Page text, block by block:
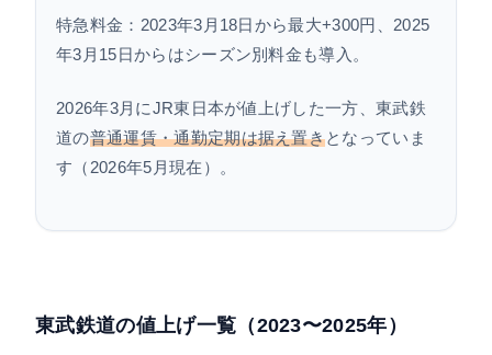
特急料金：2023年3月18日から最大+300円、2025
年3月15日からはシーズン別料金も導入。
2026年3月にJR東日本が値上げした一方、東武鉄
道の普通運賃・通勤定期は据え置きとなっていま
す（2026年5月現在）。
東武鉄道の値上げ一覧（2023〜2025年）